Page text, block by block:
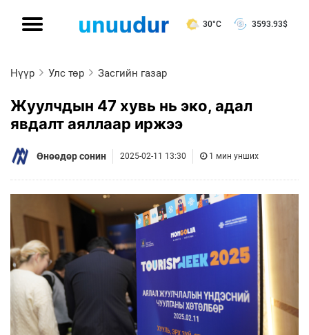
30°C 3593.93$
Нүүр Улс төр Засгийн газар
Жуулчдын 47 хувь нь эко, адал
явдалт аяллаар иржээ
Өнөөдөр сонин 2025-02-11 13:30 1 мин унших